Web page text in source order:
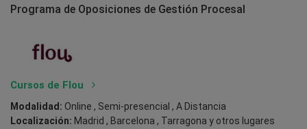
Programa de Oposiciones de Gestión Procesal
Cursos de Flou
Modalidad: Online , Semi-presencial , A Distancia
Localización: Madrid , Barcelona , Tarragona y otros lugares